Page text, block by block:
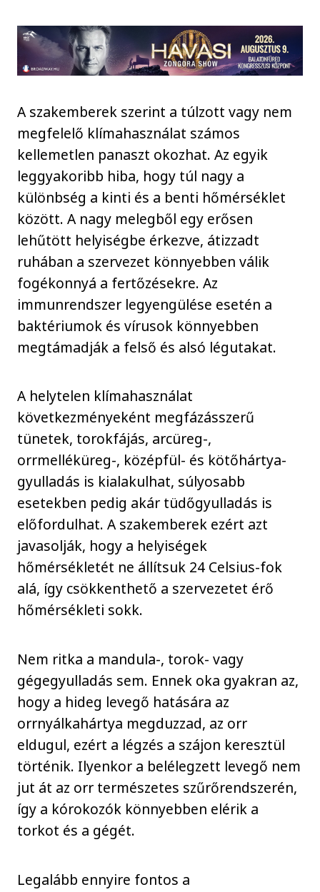
A szakemberek szerint a túlzott vagy nem
megfelelő klímahasználat számos
kellemetlen panaszt okozhat. Az egyik
leggyakoribb hiba, hogy túl nagy a
különbség a kinti és a benti hőmérséklet
között. A nagy melegből egy erősen
lehűtött helyiségbe érkezve, átizzadt
ruhában a szervezet könnyebben válik
fogékonnyá a fertőzésekre. Az
immunrendszer legyengülése esetén a
baktériumok és vírusok könnyebben
megtámadják a felső és alsó légutakat.
A helytelen klímahasználat
következményeként megfázásszerű
tünetek, torokfájás, arcüreg-,
orrmelléküreg-, középfül- és kötőhártya-
gyulladás is kialakulhat, súlyosabb
esetekben pedig akár tüdőgyulladás is
előfordulhat. A szakemberek ezért azt
javasolják, hogy a helyiségek
hőmérsékletét ne állítsuk 24 Celsius-fok
alá, így csökkenthető a szervezetet érő
hőmérsékleti sokk.
Nem ritka a mandula-, torok- vagy
gégegyulladás sem. Ennek oka gyakran az,
hogy a hideg levegő hatására az
orrnyálkahártya megduzzad, az orr
eldugul, ezért a légzés a szájon keresztül
történik. Ilyenkor a belélegzett levegő nem
jut át az orr természetes szűrőrendszerén,
így a kórokozók könnyebben elérik a
torkot és a gégét.
Legalább ennyire fontos a